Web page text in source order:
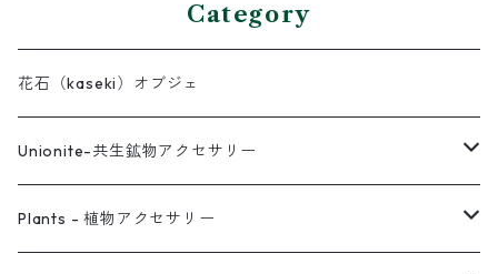
Category
花石（kaseki）オブジェ
Unionite-共生鉱物アクセサリー
ピアス
Plants - 植物アクセサリー